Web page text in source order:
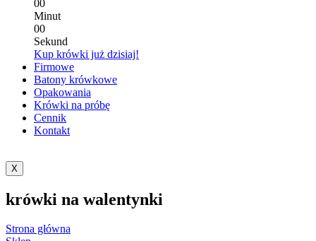
00
Minut
00
Sekund
Kup krówki już dzisiaj!
Firmowe
Batony krówkowe
Opakowania
Krówki na próbę
Cennik
Kontakt
X
krówki na walentynki
Strona główna